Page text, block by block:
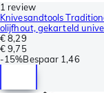
1 review
Knivesandtools
olijfhout, gekarteld
€ 8,29
€ 9,75
-15%Bespaar 1,46